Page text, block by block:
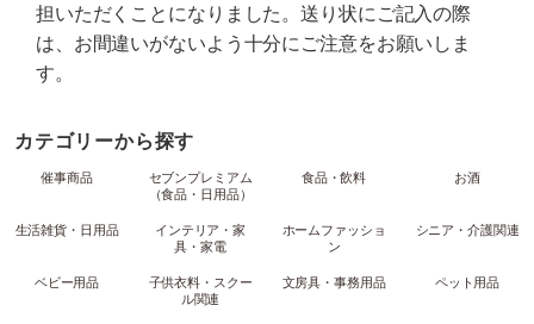
担いただくことになりました。送り状にご記入の際
は、お間違いがないよう十分にご注意をお願いしま
す。
カテゴリーから探す
催事商品
セブンプレミアム
（食品・日用品）
食品・飲料 お酒
生活雑貨・日用品
インテリア・家
具・家電
ホームファッショ
ン
シニア・介護関連
ベビー用品
子供衣料・スクー
ル関連
文房具・事務用品 ペット用品